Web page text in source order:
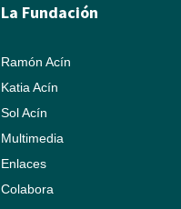
La Fundación
Ramón Acín
Katia Acín
Sol Acín
Multimedia
Enlaces
Colabora